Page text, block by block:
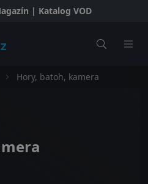
| Katalog VOD
Hory, batoh, kamera